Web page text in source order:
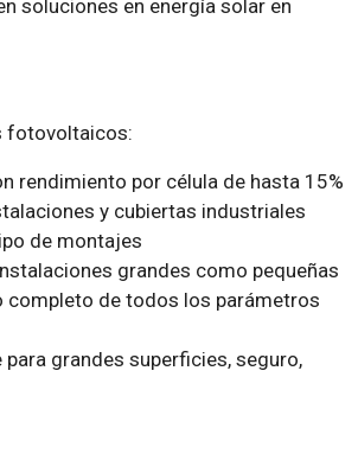
soluciones en energía solar en
fotovoltaicos:
rendimiento por célula de hasta 15%
y cubiertas industriales
de montajes
grandes como pequeñas
completo de todos los parámetros
grandes superficies, seguro,